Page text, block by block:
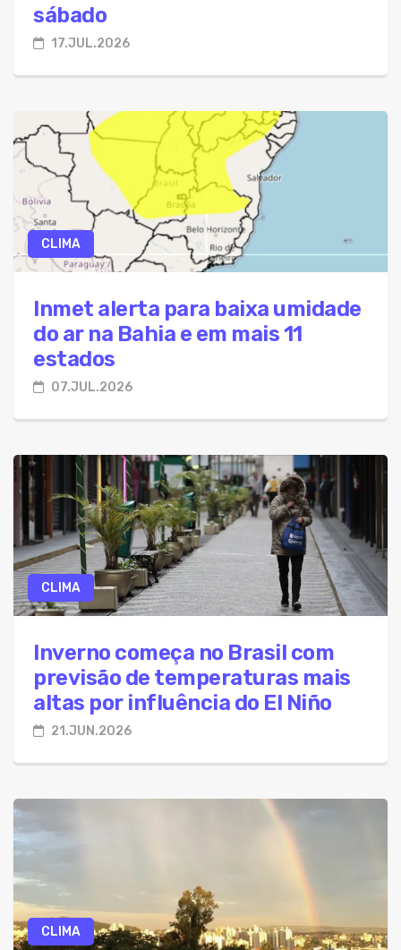
sábado
17.JUL.2026
CLIMA
Inmet alerta para baixa umidade
do ar na Bahia e em mais 11
estados
07.JUL.2026
CLIMA
Inverno começa no Brasil com
previsão de temperaturas mais
altas por influência do El Niño
21.JUN.2026
CLIMA